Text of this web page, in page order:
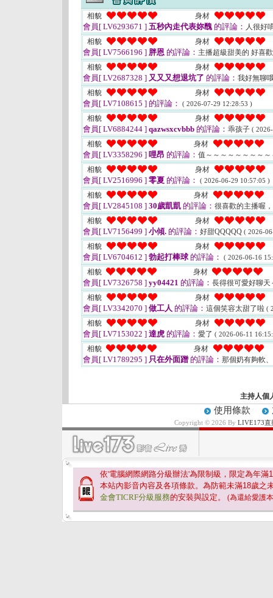
相貌 身材
會員[ LV6293671 ] 五秒內走代表妳醜的評論： 人很好
相貌
身材
會員[ LV7566196 ] 胖恩 的評論： 主播超級甜美的 好喜
相貌
身材
會員[ LV2687328 ] 又又又想退坑了 的評論： 我好無聊
相貌
身材
會員[ LV7108615 ] 的評論： ( 2026-07-29 12:28:53 )
相貌 身材
會員[ LV6884244 ] qazwsxcvbbb 的評論： 乖孩子 (
相貌 身材
會員[ LV3358296 ] 哩昂 的評論： 值～～～～～～～～
相貌
身材
會員[ LV2516996 ] 零夏 的評論： ( 2026-06-29 10:57:05 )
相貌 身材
會員[ LV2845108 ] 30歲凱凱 的評論： 很喜歡的主播喔
相貌
身材
會員[ LV7156499 ] 小傾. 的評論： 好甜QQQQQ ( 2026-
相貌 身材
會員[ LV6704612 ] 勃起打棒球的評論： ( 2026-06-16
相貌 身材
會員[ LV7326758 ] yy04421 的評論： 長得很可愛好聊
相貌
身材
會員[ LV3342070 ] 做工人 的評論： 這個笑容太甜了啦 (
相貌 身材
會員[ LV7153022 ] 達虎 的評論： 愛了 ( 2026-06-11
相貌 身材
會員[ LV1789295 ] 只在外面蹭 的評論： 那個奶有夠軟
主持人個
使用條款
Copyright © 2026 By LIVE173直
依'電腦網際網路分級辦法'為限制級，限定為年滿
本站內影音內容及各項條款。為防範未滿18歲之
金會TICRF分級服務的安裝與設定。 (為還給愛護